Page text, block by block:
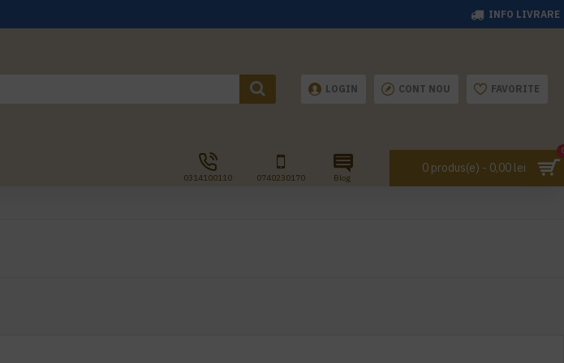
INFO LIVRARE
LOGIN CONT NOU FAVORITE
0314100110 0740230170 Blog
0 produs(e) - 0,00 lei